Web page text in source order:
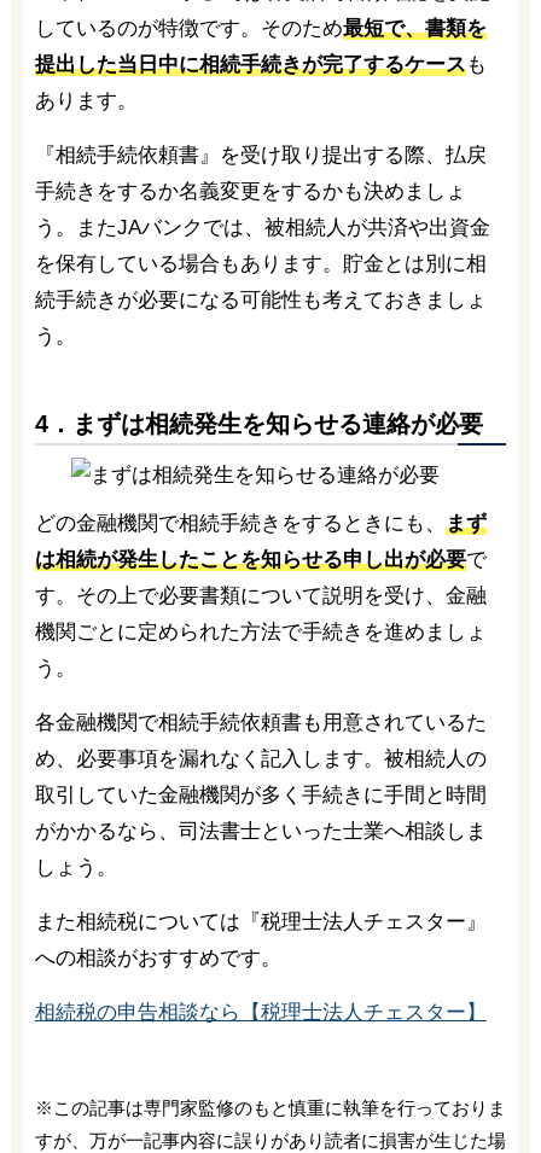
しているのが特徴です。そのため最短で、書類を
提出した当日中に相続手続きが完了するケースも
あります。
『相続手続依頼書』を受け取り提出する際、払戻
手続きをするか名義変更をするかも決めましょ
う。またJAバンクでは、被相続人が共済や出資金
を保有している場合もあります。貯金とは別に相
続手続きが必要になる可能性も考えておきましょ
う。
4．まずは相続発生を知らせる連絡が必要
どの金融機関で相続手続きをするときにも、 まず
は相続が発生したことを知らせる申し出が必要で
す。その上で必要書類について説明を受け、金融
機関ごとに定められた方法で手続きを進めましょ
う。
各金融機関で相続手続依頼書も用意されているた
め、必要事項を漏れなく記入します。被相続人の
取引していた金融機関が多く手続きに手間と時間
がかかるなら、司法書士といった士業へ相談しま
しょう。
また相続税については『税理士法人チェスター』
への相談がおすすめです。
相続税の申告相談なら【税理士法人チェスター】
※この記事は専門家監修のもと慎重に執筆を行っておりま
すが、万が一記事内容に誤りがあり読者に損害が生じた場